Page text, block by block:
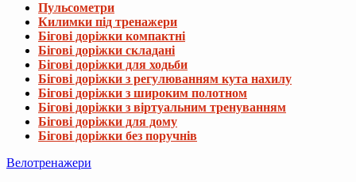
Пульсометри
Килимки під тренажери
Бігові доріжки компактні
Бігові доріжки складані
Бігові доріжки для ходьби
Бігові доріжки з регулюванням кута нахилу
Бігові доріжки з широким полотном
Бігові доріжки з віртуальним тренуванням
Бігові доріжки для дому
Бігові доріжки без поручнів
Велотренажери